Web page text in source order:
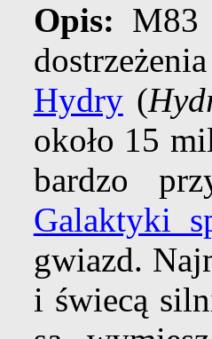
Opis: M83
Hydry(
około 15
bardzo
Galaktyki
gwiazd.
i świecą